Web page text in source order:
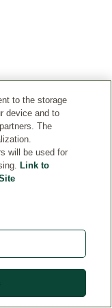
to the storage
device and to
The
will be used for
Link to